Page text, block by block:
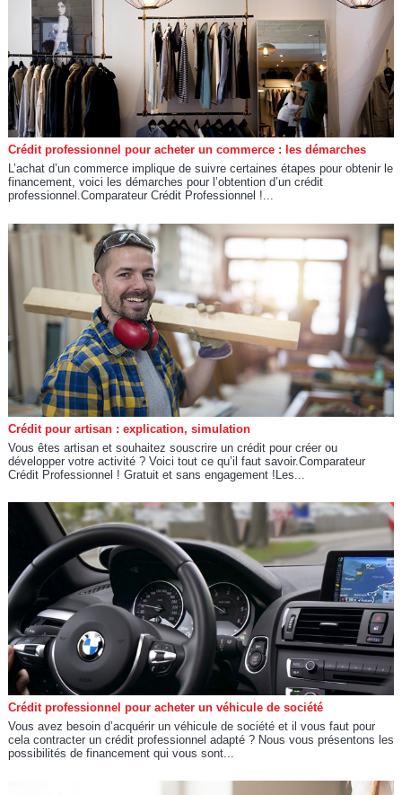
Crédit professionnel pour acheter un commerce : les démarches
L’achat d’un commerce implique de suivre certaines étapes pour obtenir le
financement, voici les démarches pour l’obtention d’un crédit
professionnel.Comparateur Crédit Professionnel !...
Crédit pour artisan : explication, simulation
Vous êtes artisan et souhaitez souscrire un crédit pour créer ou
développer votre activité ? Voici tout ce qu’il faut savoir.Comparateur
Crédit Professionnel ! Gratuit et sans engagement !Les...
Crédit professionnel pour acheter un véhicule de société
Vous avez besoin d’acquérir un véhicule de société et il vous faut pour
cela contracter un crédit professionnel adapté ? Nous vous présentons les
possibilités de financement qui vous sont...